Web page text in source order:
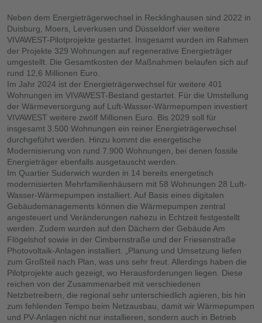
Neben dem Energieträgerwechsel in Recklinghausen sind 2022 in
Duisburg, Moers, Leverkusen und Düsseldorf vier weitere
VIVAWEST-Pilotprojekte gestartet. Insgesamt wurden im Rahmen
der Projekte 329 Wohnungen auf regenerative Energieträger
umgestellt. Die Gesamtkosten der Maßnahmen belaufen sich auf
rund 12,6 Millionen Euro.
Im Jahr 2024 ist der Energieträgerwechsel für weitere 401
Wohnungen im VIVAWEST-Bestand gestartet. Für die Umstellung
der Wärmeversorgung auf Luft-Wasser-Wärmepumpen investiert
VIVAWEST weitere zwölf Millionen Euro. Bis 2029 soll für
insgesamt 3.500 Wohnungen ein reiner Energieträgerwechsel
durchgeführt werden. Hinzu kommt die energetische
Modernisierung von rund 7.900 Wohnungen, bei denen fossile
Energieträger ebenfalls ausgetauscht werden.
Im Quartier Suderwich wurden in 14 bereits energetisch
modernisierten Mehrfamilienhäusern mit 58 Wohnungen 28 Luft-
Wasser-Wärmepumpen installiert. Auf Basis eines digitalen
Gebäudemanagements können die Wärmepumpen zentral
angesteuert und Veränderungen nahezu in Echtzeit festgestellt
werden. Zudem wurden auf den Dächern der Gebäude Am
Flögelshof sowie in der Cimbernstraße und der Friesenstraße
Photovoltaik-Anlagen installiert. „Planung und Umsetzung liefen
zum Großteil nach Plan, was uns sehr freut. Allerdings haben die
Pilotprojekte auch gezeigt, wo Herausforderungen liegen. Diese
reichen von der Zusammenarbeit mit verschiedenen
Netzbetreibern, die regional sehr unterschiedlich agieren, bis hin
zum fehlenden Tempo beim Netzausbau, damit wir Wärmepumpen
und PV-Anlagen nicht nur installieren, sondern auch in Betrieb